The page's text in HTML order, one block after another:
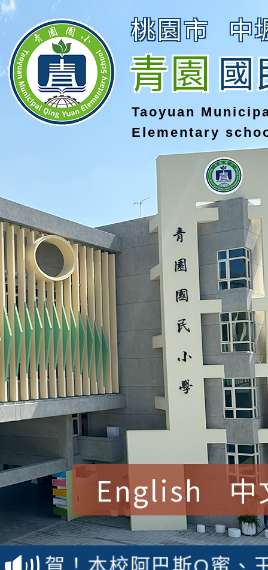
桃園市 中
青園國
Taoyuan
Elementary
English 中
賀！本校參加桃園市中
賽 洪綺君教師榮獲社
賀！本校阿巴斯O蜜、